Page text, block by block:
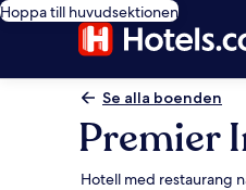
Hoppa till huvudsektionen
Se alla boenden
Premier
Hotell med restaurang